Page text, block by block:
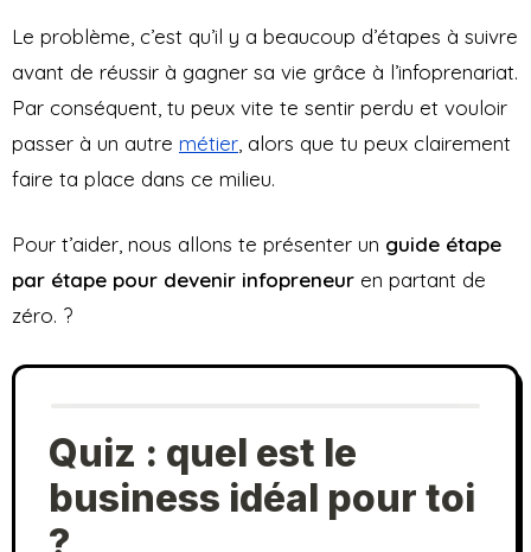
Le problème, c’est qu’il y a beaucoup d’étapes à suivre
avant de réussir à gagner sa vie grâce à l’infoprenariat.
Par conséquent, tu peux vite te sentir perdu et vouloir
passer à un autre métier , alors que tu peux clairement
faire ta place dans ce milieu.
Pour t’aider, nous allons te présenter un guide étape
par étape pour devenir infopreneur en partant de
zéro. ?